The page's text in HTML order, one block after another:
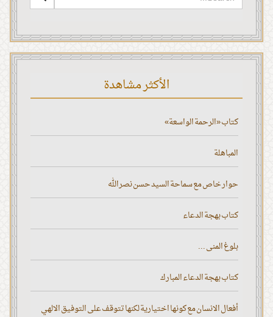
الأكثر مشاهدة
كتاب «الرحمة الواسعة»
المباهلة
حوار خاص مع سماحة السيد حسن نصر الله
كتاب بهجة الدعاء
بلوغ المنى ...
كتاب بهجة الدعاء المبارك
أفعال الانسان مع كونها اختيارية لكنها تتوقف على التوفيق الالهي